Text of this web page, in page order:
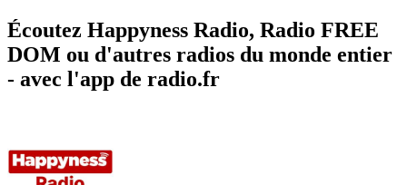
Écoutez Happyness Radio, Radio FREE
DOM ou d'autres radios du monde entier
- avec l'app de radio.fr